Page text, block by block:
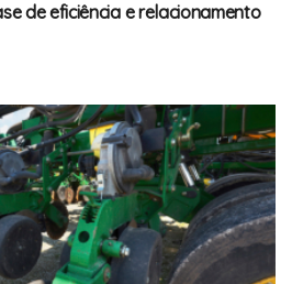
de eficiência e relacionamento